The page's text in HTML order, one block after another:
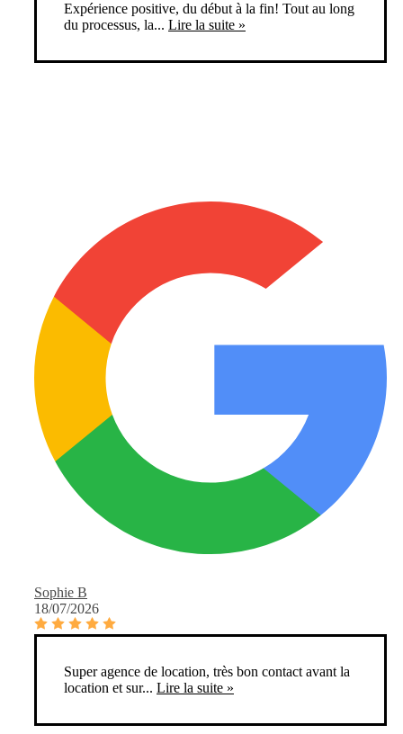
Expérience positive, du début à la fin! Tout au long
du processus, la... Lire la suite »
Sophie B
18/07/2026
Super agence de location, très bon contact avant la
location et sur... Lire la suite »